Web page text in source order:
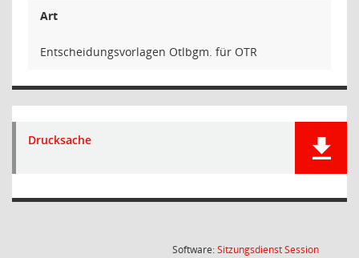
Art
Entscheidungsvorlagen Otlbgm. für OTR
Drucksache
Software:SitzungsdienstSession(Wird in